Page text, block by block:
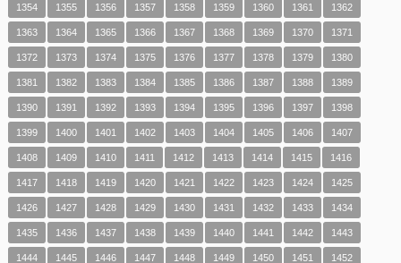
1354 1355 1356 1357 1358 1359 1360 1361 1362
1363 1364 1365 1366 1367 1368 1369 1370 1371
1372 1373 1374 1375 1376 1377 1378 1379 1380
1381 1382 1383 1384 1385 1386 1387 1388 1389
1390 1391 1392 1393 1394 1395 1396 1397 1398
1399 1400 1401 1402 1403 1404 1405 1406 1407
1408 1409 1410 1411 1412 1413 1414 1415 1416
1417 1418 1419 1420 1421 1422 1423 1424 1425
1426 1427 1428 1429 1430 1431 1432 1433 1434
1435 1436 1437 1438 1439 1440 1441 1442 1443
1444 1445 1446 1447 1448 1449 1450 1451 1452